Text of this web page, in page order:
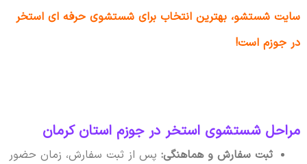
سایت شستشو، بهترین انتخاب برای شستشوی حرفه ای استخر
در جوزم است!
مراحل شستشوی استخر در جوزم استان کرمان
ثبت سفارش و هماهنگی:پس از ثبت سفارش، زمان حضور